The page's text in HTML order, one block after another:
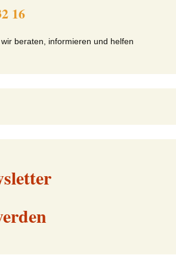
16
beraten, informieren und helfen